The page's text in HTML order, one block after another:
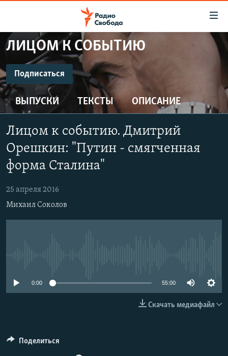
упрощенного
доступа
Вернуться
к
основному
содержанию
Вернутся
главной
навигации
поиску
ПРОГРАММЫ
ПОДКАСТЫ
АВТОРСКИЕ ПРОЕКТЫ
ЦИТАТЫ СВОБОДЫ
МНЕНИЯ
КУЛЬТУРА
IDEL.РЕАЛИИ
СЕВЕР.РЕАЛИИ
СИБИРЬ.РЕАЛИИ
СОЦИАЛЬНЫЕ СЕТИ
ЛИЦОМ К СОБЫТИЮ
Подписаться
ПОДПИСАТЬСЯ
Подписаться
ВЫПУСКИ ТЕКСТЫ ОПИСАНИЕ
Лицом к событию. Дмитрий
Орешкин: "Путин - смягченная
форма Сталина"
25 апреля 2016
Михаил Соколов
0:00 55:00
Скачать медиафайл
Поделиться